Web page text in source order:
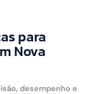
para
Nova
desempenho e